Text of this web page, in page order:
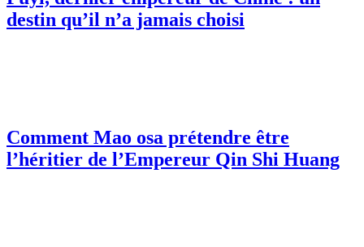
destin qu’il n’a jamais choisi
Comment Mao osa prétendre être
l’héritier de l’Empereur Qin Shi Huang